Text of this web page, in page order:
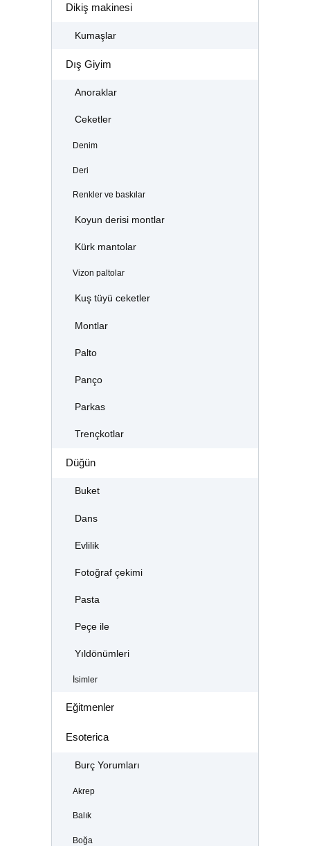
Dikiş makinesi
Kumaşlar
Dış Giyim
Anoraklar
Ceketler
Denim
Deri
Renkler ve baskılar
Koyun derisi montlar
Kürk mantolar
Vizon paltolar
Kuş tüyü ceketler
Montlar
Palto
Panço
Parkas
Trençkotlar
Düğün
Buket
Dans
Evlilik
Fotoğraf çekimi
Pasta
Peçe ile
Yıldönümleri
İsimler
Eğitmenler
Esoterica
Burç Yorumları
Akrep
Balık
Boğa